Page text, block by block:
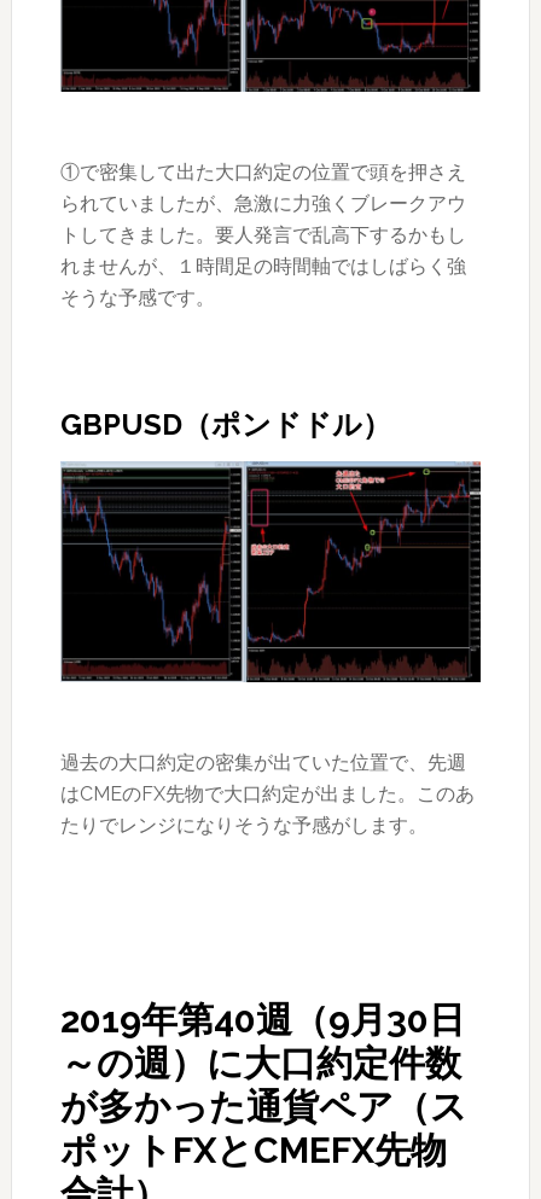
①で密集して出た大口約定の位置で頭を押さえ
られていましたが、急激に力強くブレークアウ
トしてきました。要人発言で乱高下するかもし
れませんが、１時間足の時間軸ではしばらく強
そうな予感です。
GBPUSD（ポンドドル）
過去の大口約定の密集が出ていた位置で、先週
はCMEのFX先物で大口約定が出ました。このあ
たりでレンジになりそうな予感がします。
2019年第40週（9月30日
～の週）に大口約定件数
が多かった通貨ペア（ス
ポットFXとCMEFX先物